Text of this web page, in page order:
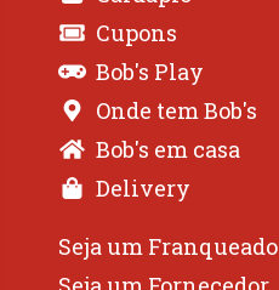
Cupons
Bob's Play
Onde tem Bob's
Bob's em casa
Delivery
Seja um Franqueado